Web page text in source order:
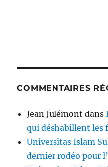
COMMENTAIRES
Jean Julémont dans
qui déshabillent les
Universitas Islam
dernier rodéo pour